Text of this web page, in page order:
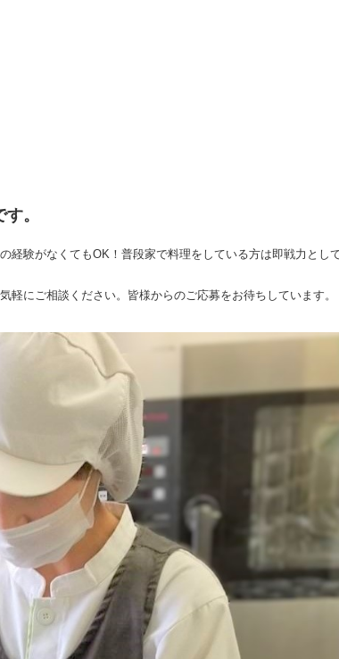
。
経験がなくてもOK！普段家で料理をしている方は即戦力とし
にご相談ください。皆様からのご応募をお待ちしています。